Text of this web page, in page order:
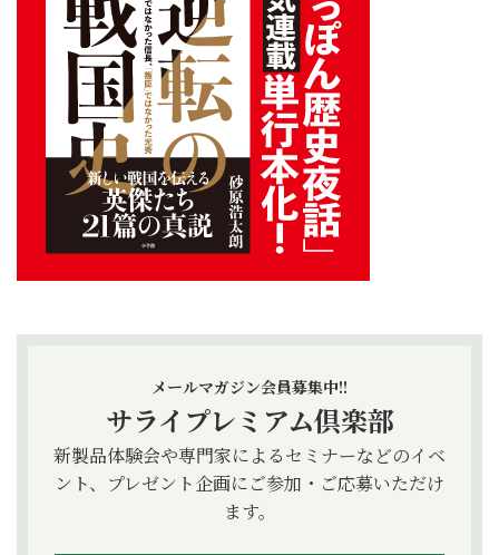
メールマガジン会員募集中!!
サライプレミアム倶楽部
新製品体験会や専門家によるセミナーなどのイベ
ント、プレゼント企画にご参加・ご応募いただけ
ます。